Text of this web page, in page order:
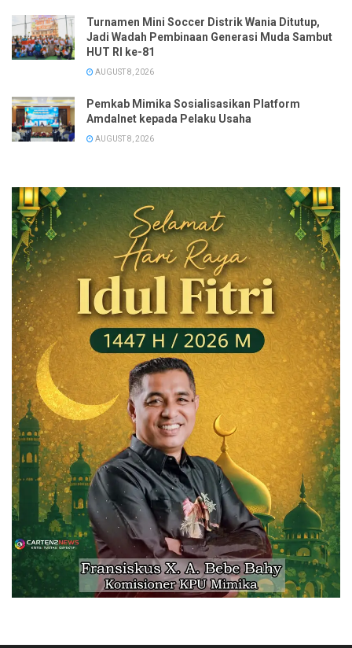
Turnamen Mini Soccer Distrik Wania Ditutup,
Jadi Wadah Pembinaan Generasi Muda Sambut
HUT RI ke-81
AUGUST 8, 2026
Pemkab Mimika Sosialisasikan Platform
Amdalnet kepada Pelaku Usaha
AUGUST 8, 2026